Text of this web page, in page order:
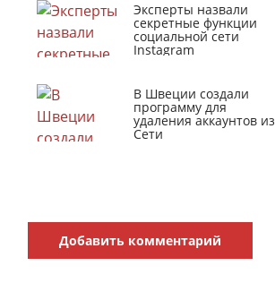
Эксперты назвали
секретные функции
социальной сети
Instagram
В Швеции создали
программу для
удаления аккаунтов из
Сети
Добавить комментарий